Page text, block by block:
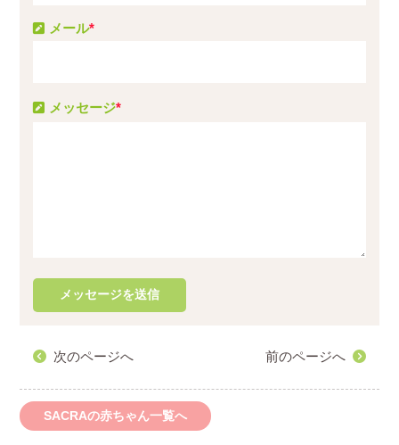
メッセージ*
メール*
次のページへ 前のページへ
SACRAの赤ちゃん一覧へ